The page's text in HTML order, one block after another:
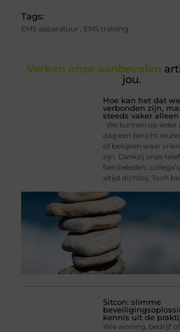
Tags:
EMS apparatuur , EMS training
Verken onze aanbevolen
jou.
Hoe kan het dat
verbonden zijn,
steeds vaker alleen
We kunnen op
dag een bericht
of bekijken waar
zijn. Dankzij onze
familieleden,
altijd dichtbij. Toch
Sitcon: slimme
kennis uit de
Wie woning, bedrijf